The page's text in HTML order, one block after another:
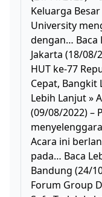
Keluarga
University
dengan… Baca
Jakarta (18/08/
HUT ke-77
Cepat, Bangkit
Lebih Lanjut »
(09/08/2022) –
Acara ini
pada… Baca
Bandung (24/
Forum Group